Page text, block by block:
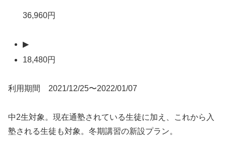
36,960円
▶
18,480円
利用期間 2021/12/25〜2022/01/07
中2生対象。現在通塾されている生徒に加え、これから入
塾される生徒も対象。冬期講習の新設プラン。